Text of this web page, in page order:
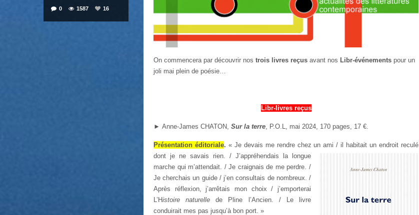
0 1587 16
On commencera par découvrir nos trois livres reçus avant nos Libr-événements pour un
joli mai plein de poésie…
Libr-livres reçus
► Anne-James CHATON, Sur la terre , P.O.L, mai 2024, 170 pages, 17 €.
Présentation éditoriale. « Je devais me rendre chez un ami / il habitait un endroit reculé
dont je ne savais rien. / J’appréhendais la longue
marche qui m’attendait. / Je craignais de me perdre. /
Je cherchais un guide / j’en consultais de nombreux. /
Après réflexion, j’arrêtais mon choix / j’emporterai
L’Histoire naturelle de Pline l’Ancien. / Le livre
conduirait mes pas jusqu’à bon port. »